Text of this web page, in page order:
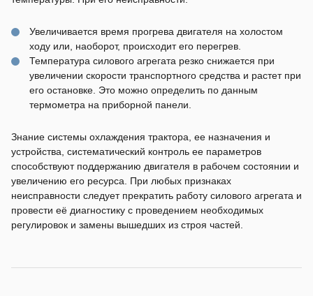
Увеличивается время прогрева двигателя на холостом
ходу или, наоборот, происходит его перегрев.
Температура силового агрегата резко снижается при
увеличении скорости транспортного средства и растет при
его остановке. Это можно определить по данным
термометра на приборной панели.
Знание системы охлаждения трактора, ее назначения и
устройства, систематический контроль ее параметров
способствуют поддержанию двигателя в рабочем состоянии и
увеличению его ресурса. При любых признаках
неисправности следует прекратить работу силового агрегата и
провести её диагностику с проведением необходимых
регулировок и замены вышедших из строя частей.